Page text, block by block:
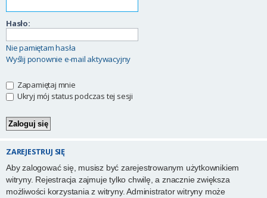
Hasło:
Nie pamiętam hasła
Wyślij ponownie e-mail aktywacyjny
Zapamiętaj mnie
Ukryj mój status podczas tej sesji
ZAREJESTRUJ SIĘ
Aby zalogować się, musisz być zarejestrowanym użytkownikiem
witryny. Rejestracja zajmuje tylko chwilę, a znacznie zwiększa
możliwości korzystania z witryny. Administrator witryny może